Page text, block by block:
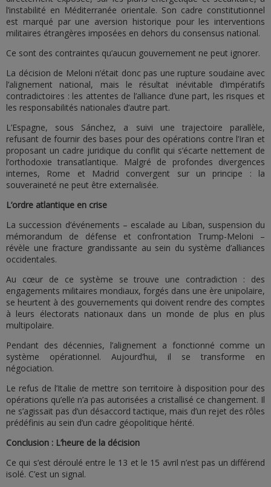
l’instabilité en Méditerranée orientale. Son cadre constitutionnel
est marqué par une aversion historique pour les interventions
militaires étrangères imposées en dehors du consensus national.
Ce sont des contraintes qu’aucun gouvernement ne peut ignorer.
La décision de Meloni n’était donc pas une rupture soudaine avec
l’alignement national, mais le résultat inévitable d’impératifs
contradictoires : les attentes de l’alliance d’une part, les risques et
les responsabilités nationales d’autre part.
L’Espagne, sous Sánchez, a suivi une trajectoire parallèle,
refusant de fournir des bases pour des opérations contre l’Iran et
proposant un cadre juridique du conflit qui s’écarte nettement de
l’orthodoxie transatlantique. Malgré de profondes divergences
internes, Rome et Madrid convergent sur un principe : la
souveraineté ne peut être externalisée.
L’ordre atlantique en crise
La succession d’événements – escalade au Liban, suspension du
mémorandum de défense et confrontation Trump-Meloni –
révèle une fracture grandissante au sein du système d’alliances
occidentales.
Au cœur de ce système se trouve une contradiction : des
engagements militaires mondiaux, forgés dans une ère unipolaire,
se heurtent à des gouvernements qui doivent rendre des comptes
à leurs électorats nationaux dans un monde de plus en plus
multipolaire.
Pendant des décennies, l’alignement a fonctionné comme un
système opérationnel. Aujourd’hui, il se transforme en
négociation.
Le refus de l’Italie de mettre son territoire à disposition pour des
opérations qu’elle n’a pas autorisées a cristallisé ce changement. Il
ne s’agissait pas d’un désaccord tactique, mais d’un rejet des rôles
prédéfinis au sein d’un cadre géopolitique hérité.
Conclusion : L’heure de la décision
Ce qui s’est déroulé entre le 13 et le 15 avril n’est pas un différend
isolé. C’est un signal.